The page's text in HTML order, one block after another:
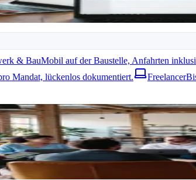
& BauMobil auf der Baustelle, Anfahrten
Mandat, lückenlos dokumentiert. Freelancer
mobile Nutzung und klare
wie bei festen Angestellten. Achten Sie auf
Sie externe Mitarbeiter zu und legen Sie Regeln